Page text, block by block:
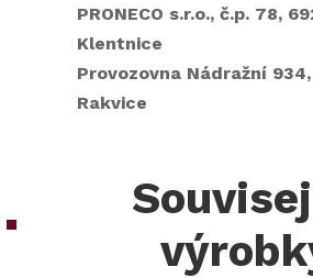
PRONECO s.r.o., č.p. 78,
Klentnice
Provozovna Nádražní 934,
Rakvice